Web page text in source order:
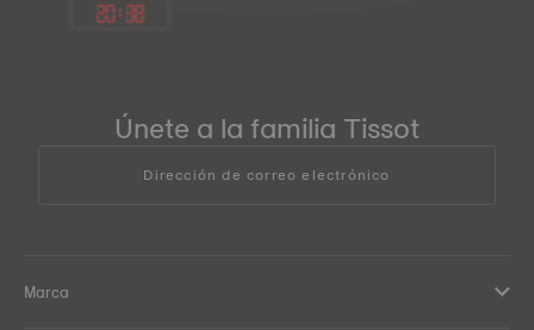
20: 38
Únete a la familia Tissot
Dirección de correo electrónico
Marca